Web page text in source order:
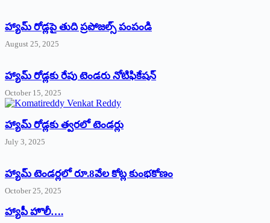
హ్యామ్‌ రోడ్లపై తుది ప్రపోజల్స్‌ పంపండి
August 25, 2025
హ్యామ్‌ రోడ్లకు రేపు టెండరు నోటిఫికేషన్‌
October 15, 2025
హ్యామ్‌ రోడ్లకు త్వరలో టెండర్లు
July 3, 2025
హ్యామ్‌ ‌టెండర్లలో రూ.8వేల కోట్ల కుంభకోణం
October 25, 2025
హ్యాపీ హొలీ….